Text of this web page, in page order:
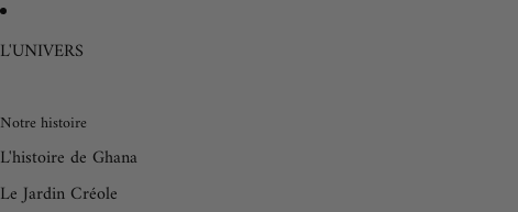
L'UNIVERS
Notre histoire
L'histoire de Ghana
Le Jardin Créole